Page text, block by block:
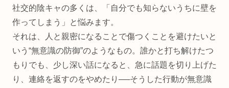
社交的陰キャの多くは、「自分でも知らないうちに壁を
作ってしまう」と悩みます。
それは、人と親密になることで傷つくことを避けたいと
いう“無意識の防御”のようなもの。誰かと打ち解けたつ
もりでも、少し深い話になると、急に話題を切り上げた
り、連絡を返すのをやめたり──そうした行動が無意識